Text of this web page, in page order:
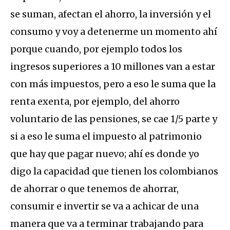
se suman, afectan el ahorro, la inversión y el
consumo y voy a detenerme un momento ahí
porque cuando, por ejemplo todos los
ingresos superiores a 10 millones van a estar
con más impuestos, pero a eso le suma que la
renta exenta, por ejemplo, del ahorro
voluntario de las pensiones, se cae 1/5 parte y
si a eso le suma el impuesto al patrimonio
que hay que pagar nuevo; ahí es donde yo
digo la capacidad que tienen los colombianos
de ahorrar o que tenemos de ahorrar,
consumir e invertir se va a achicar de una
manera que va a terminar trabajando para